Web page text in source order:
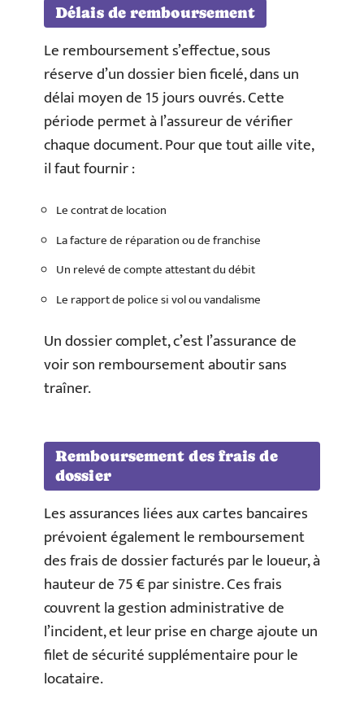
Délais de remboursement
Le remboursement s’effectue, sous
réserve d’un dossier bien ficelé, dans un
délai moyen de 15 jours ouvrés. Cette
période permet à l’assureur de vérifier
chaque document. Pour que tout aille vite,
il faut fournir :
Le contrat de location
La facture de réparation ou de franchise
Un relevé de compte attestant du débit
Le rapport de police si vol ou vandalisme
Un dossier complet, c’est l’assurance de
voir son remboursement aboutir sans
traîner.
Remboursement des frais de
dossier
Les assurances liées aux cartes bancaires
prévoient également le remboursement
des frais de dossier facturés par le loueur, à
hauteur de 75 € par sinistre. Ces frais
couvrent la gestion administrative de
l’incident, et leur prise en charge ajoute un
filet de sécurité supplémentaire pour le
locataire.